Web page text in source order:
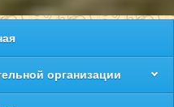
организации